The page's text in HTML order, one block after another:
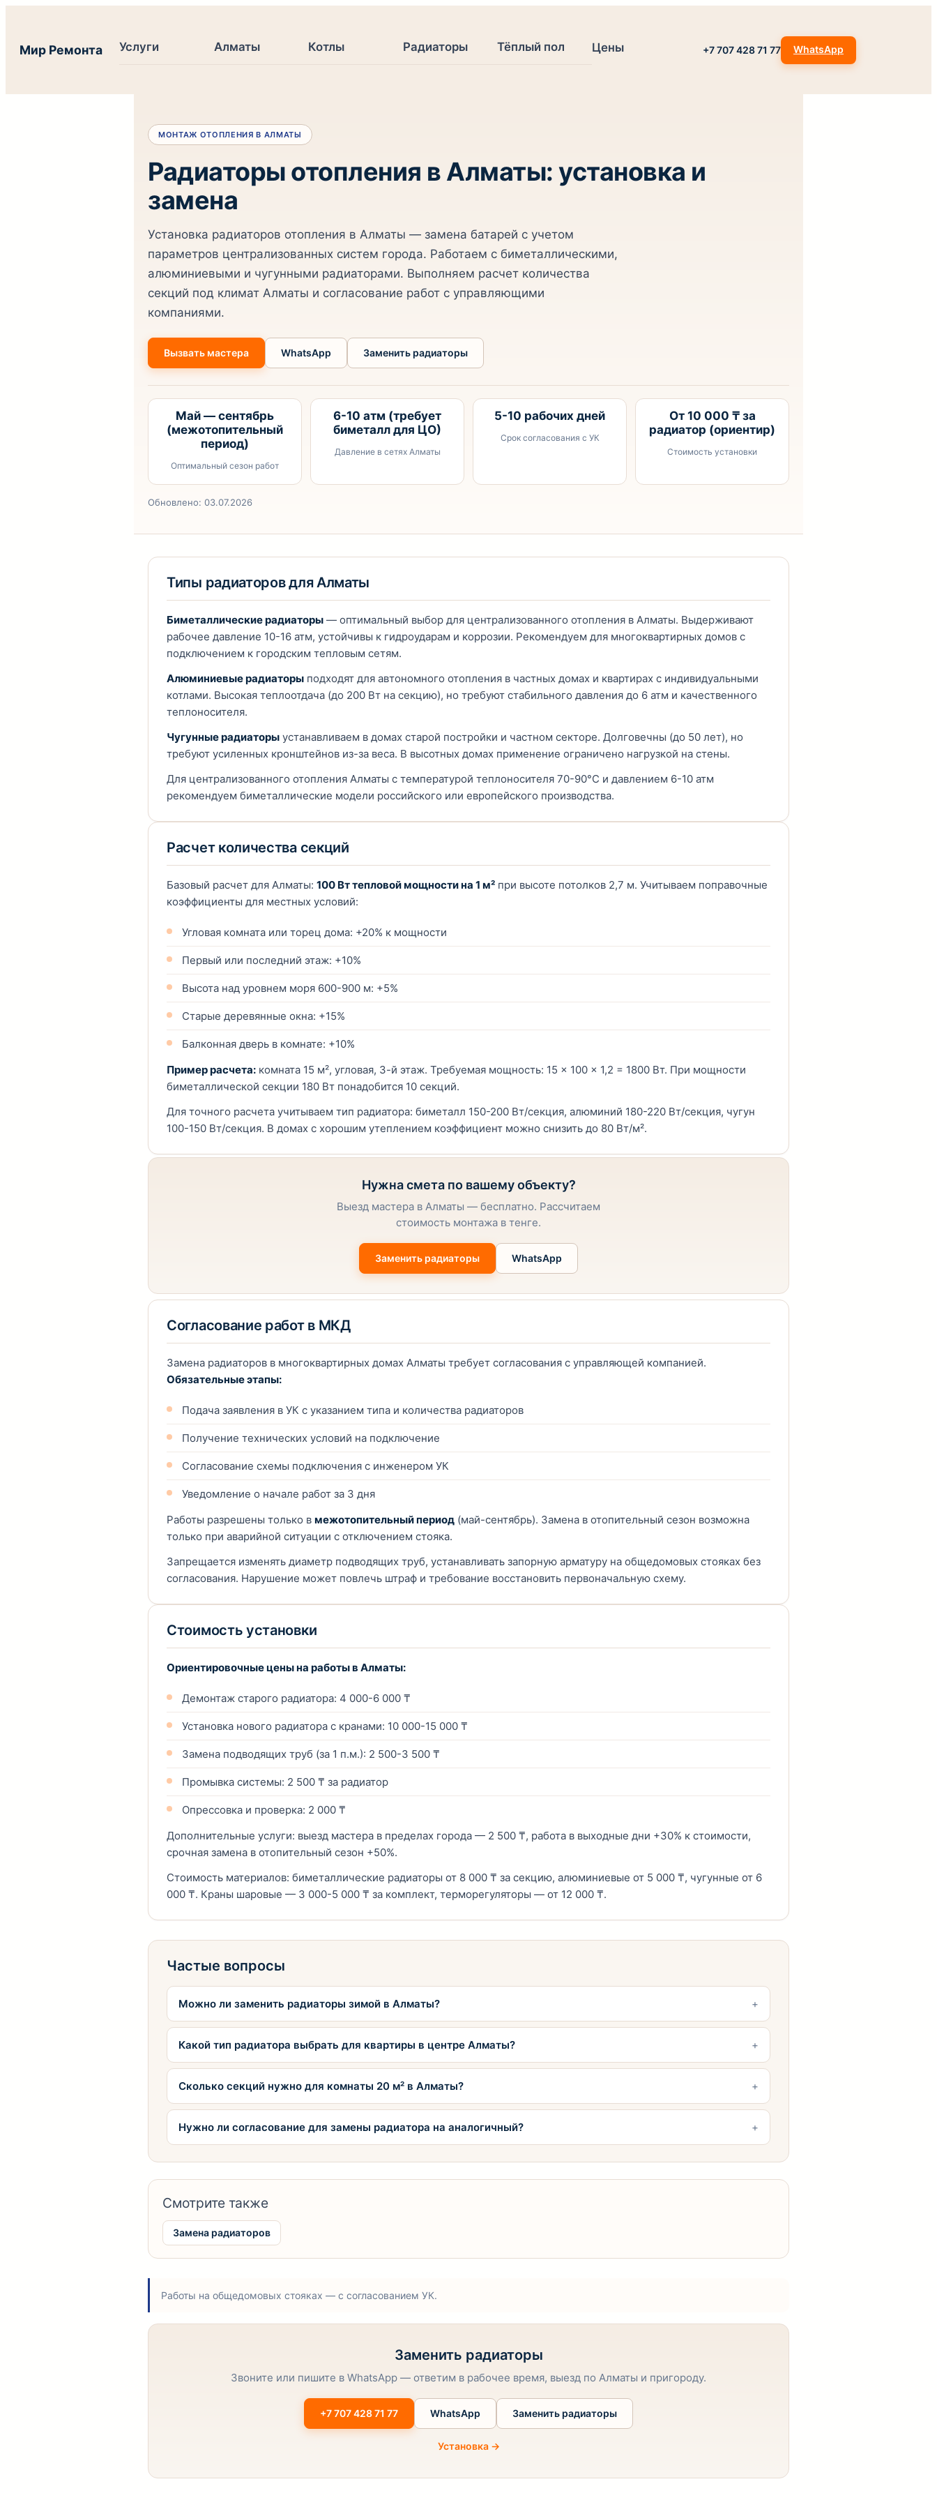
содержимому
Мир Ремонта Услуги Алматы Котлы Радиаторы Тёплый пол Цены +7 707 428 71 77 WhatsApp
МОНТАЖ ОТОПЛЕНИЯ В АЛМАТЫ
Радиаторы отопления в Алматы: установка и
замена
Установка радиаторов отопления в Алматы — замена батарей с учетом
параметров централизованных систем города. Работаем с биметаллическими,
алюминиевыми и чугунными радиаторами. Выполняем расчет количества
секций под климат Алматы и согласование работ с управляющими
компаниями.
Вызвать мастера WhatsApp Заменить радиаторы
Май — сентябрь
(межотопительный
период)
Оптимальный сезон работ
6-10 атм (требует
биметалл для ЦО)
Давление в сетях Алматы
5-10 рабочих дней
Срок согласования с УК
От 10 000 ₸ за
радиатор (ориентир)
Стоимость установки
Обновлено: 03.07.2026
Типы радиаторов для Алматы
Биметаллические радиаторы — оптимальный выбор для централизованного отопления в Алматы. Выдерживают
рабочее давление 10-16 атм, устойчивы к гидроударам и коррозии. Рекомендуем для многоквартирных домов с
подключением к городским тепловым сетям.
Алюминиевые радиаторы подходят для автономного отопления в частных домах и квартирах с индивидуальными
котлами. Высокая теплоотдача (до 200 Вт на секцию), но требуют стабильного давления до 6 атм и качественного
теплоносителя.
Чугунные радиаторы устанавливаем в домах старой постройки и частном секторе. Долговечны (до 50 лет), но
требуют усиленных кронштейнов из-за веса. В высотных домах применение ограничено нагрузкой на стены.
Для централизованного отопления Алматы с температурой теплоносителя 70-90°C и давлением 6-10 атм
рекомендуем биметаллические модели российского или европейского производства.
Расчет количества секций
Базовый расчет для Алматы: 100 Вт тепловой мощности на 1 м² при высоте потолков 2,7 м. Учитываем поправочные
коэффициенты для местных условий:
Угловая комната или торец дома: +20% к мощности
Первый или последний этаж: +10%
Высота над уровнем моря 600-900 м: +5%
Старые деревянные окна: +15%
Балконная дверь в комнате: +10%
Пример расчета: комната 15 м², угловая, 3-й этаж. Требуемая мощность: 15 × 100 × 1,2 = 1800 Вт. При мощности
биметаллической секции 180 Вт понадобится 10 секций.
Для точного расчета учитываем тип радиатора: биметалл 150-200 Вт/секция, алюминий 180-220 Вт/секция, чугун
100-150 Вт/секция. В домах с хорошим утеплением коэффициент можно снизить до 80 Вт/м².
Нужна смета по вашему объекту?
Выезд мастера в Алматы — бесплатно. Рассчитаем
стоимость монтажа в тенге.
Заменить радиаторы WhatsApp
Согласование работ в МКД
Замена радиаторов в многоквартирных домах Алматы требует согласования с управляющей компанией.
Обязательные этапы:
Подача заявления в УК с указанием типа и количества радиаторов
Получение технических условий на подключение
Согласование схемы подключения с инженером УК
Уведомление о начале работ за 3 дня
Работы разрешены только в межотопительный период (май-сентябрь). Замена в отопительный сезон возможна
только при аварийной ситуации с отключением стояка.
Запрещается изменять диаметр подводящих труб, устанавливать запорную арматуру на общедомовых стояках без
согласования. Нарушение может повлечь штраф и требование восстановить первоначальную схему.
Стоимость установки
Ориентировочные цены на работы в Алматы:
Демонтаж старого радиатора: 4 000-6 000 ₸
Установка нового радиатора с кранами: 10 000-15 000 ₸
Замена подводящих труб (за 1 п.м.): 2 500-3 500 ₸
Промывка системы: 2 500 ₸ за радиатор
Опрессовка и проверка: 2 000 ₸
Дополнительные услуги: выезд мастера в пределах города — 2 500 ₸, работа в выходные дни +30% к стоимости,
срочная замена в отопительный сезон +50%.
Стоимость материалов: биметаллические радиаторы от 8 000 ₸ за секцию, алюминиевые от 5 000 ₸, чугунные от 6
000 ₸. Краны шаровые — 3 000-5 000 ₸ за комплект, терморегуляторы — от 12 000 ₸.
Частые вопросы
Можно ли заменить радиаторы зимой в Алматы?
Какой тип радиатора выбрать для квартиры в центре Алматы?
Сколько секций нужно для комнаты 20 м² в Алматы?
Нужно ли согласование для замены радиатора на аналогичный?
Смотрите также
Замена радиаторов
Работы на общедомовых стояках — с согласованием УК.
Заменить радиаторы
Звоните или пишите в WhatsApp — ответим в рабочее время, выезд по Алматы и пригороду.
+7 707 428 71 77 WhatsApp Заменить радиаторы
Установка →